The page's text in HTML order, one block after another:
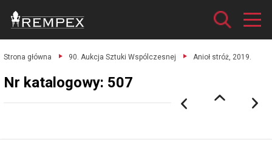
Strona główna 90. Aukcja Sztuki Wspólczesnej Anioł stróż, 2019.
Nr katalogowy: 507